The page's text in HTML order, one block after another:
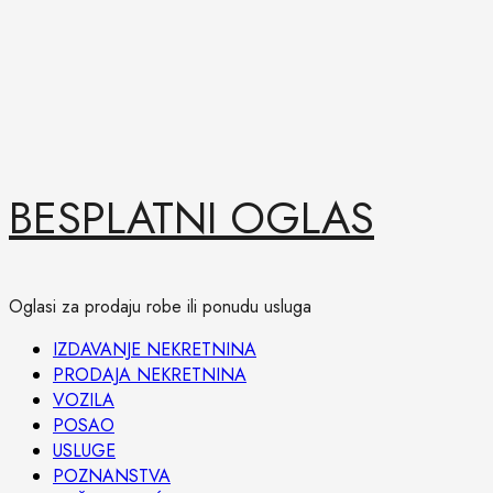
Skip
to
content
BESPLATNI OGLAS
Oglasi za prodaju robe ili ponudu usluga
Primary
Menu
IZDAVANJE NEKRETNINA
PRODAJA NEKRETNINA
VOZILA
POSAO
USLUGE
POZNANSTVA